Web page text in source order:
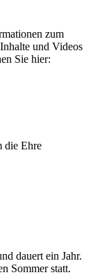
zum
und Videos
Sie hier:
die Ehre
dauert ein Jahr.
Sommer statt.